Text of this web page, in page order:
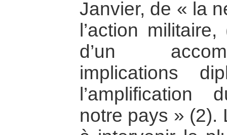
Janvier, de « la
l’action
d’un
implications
l’amplification
notre pays » (2).